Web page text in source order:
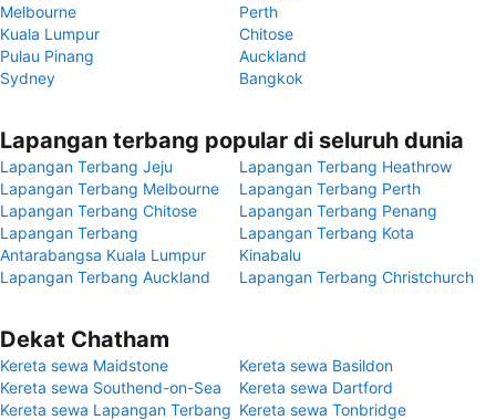
Melbourne
Perth
Kuala Lumpur
Chitose
Pulau Pinang
Auckland
Sydney
Bangkok
Lapangan terbang popular di seluruh dunia
Lapangan Terbang Jeju
Lapangan Terbang Heathrow
Lapangan Terbang Melbourne
Lapangan Terbang Perth
Lapangan Terbang Chitose
Lapangan Terbang Penang
Lapangan Terbang
Antarabangsa Kuala Lumpur
Lapangan Terbang Kota
Kinabalu
Lapangan Terbang Auckland
Lapangan Terbang Christchurch
Dekat Chatham
Kereta sewa Maidstone
Kereta sewa Basildon
Kereta sewa Southend-on-Sea
Kereta sewa Dartford
Kereta sewa Lapangan Terbang Kereta sewa Tonbridge